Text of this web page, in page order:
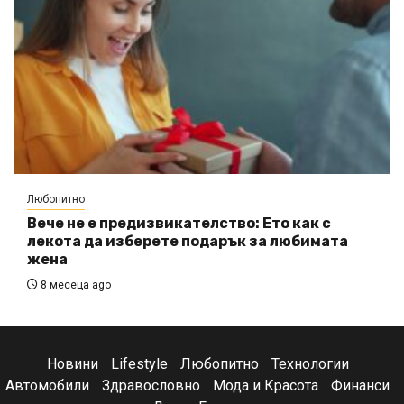
Любопитно
Вече не е предизвикателство: Ето как с
лекота да изберете подарък за любимата
жена
8 месеца ago
Новини Lifestyle Любопитно
Технологии
Автомобили
Здравословно Мода и Красота
Финанси